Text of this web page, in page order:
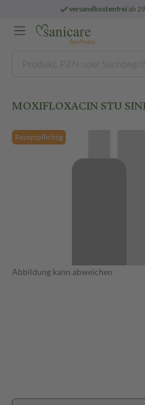
versandkostenfreiab
MOXIFLOXACIN STU
Rezeptpflichtig
Abbildung kann abweichen